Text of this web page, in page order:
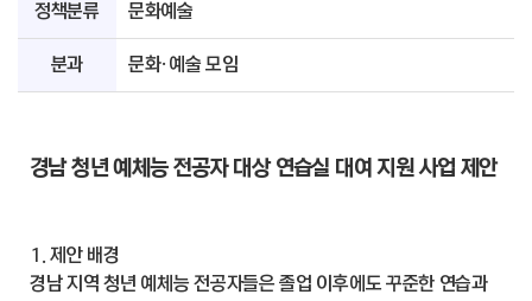
정책분류 문화예술
분과 문화·예술 모임
경남 청년 예체능 전공자 대상 연습실 대여 지원 사업 제안
1. 제안 배경
경남 지역 청년 예체능 전공자들은 졸업 이후에도 꾸준한 연습과